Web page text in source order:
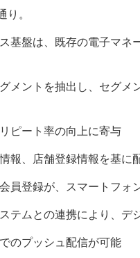
印刷用語集
り。
基盤は、既存の電子マネ
メントを抽出し、セグメ
ピート率の向上に寄与
報、店舗登録情報を基に
員登録が、スマートフォ
テムとの連携により、デ
のプッシュ配信が可能